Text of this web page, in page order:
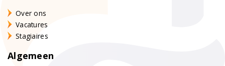
Over ons
Vacatures
Stagiaires
Algemeen